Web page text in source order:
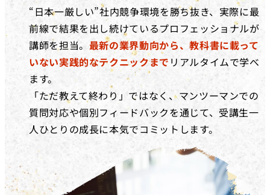
“日本一厳しい”社内競争環境を勝ち抜き、実際に最
前線で結果を出し続けているプロフェッショナルが
講師を担当。 最新の業界動向から、教科書に載って
いない実践的なテクニックまで リアルタイムで学べ
ます。
「ただ教えて終わり」ではなく、マンツーマンでの
質問対応や個別フィードバックを通じて、受講生一
人ひとりの成長に本気でコミットします。